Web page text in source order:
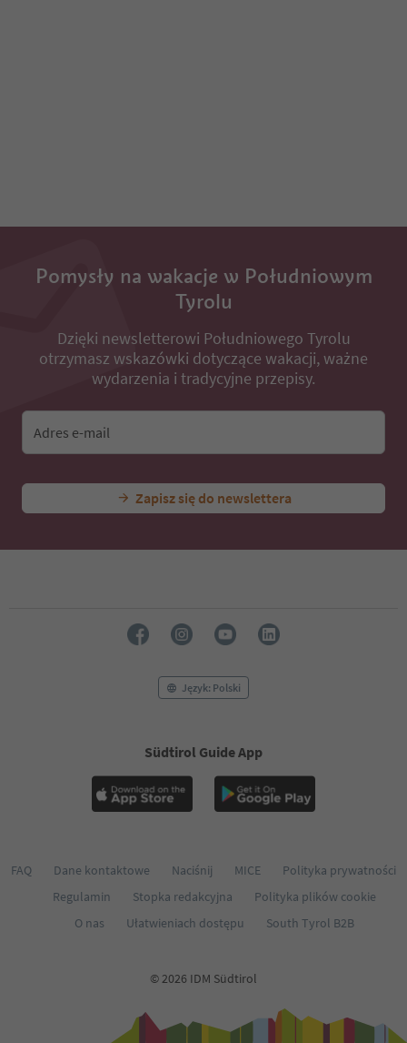
Pomysły na wakacje w Południowym
Tyrolu
Dzięki newsletterowi Południowego Tyrolu
otrzymasz wskazówki dotyczące wakacji, ważne
wydarzenia i tradycyjne przepisy.
Adres e-mail
Zapisz się do newslettera
Język: Polski
Südtirol Guide App
FAQ Dane kontaktowe Naciśnij MICE
Polityka prywatności
Regulamin
Stopka redakcyjna
Polityka plików cookie
O nas
Ułatwieniach dostępu South Tyrol B2B
© 2026 IDM Südtirol